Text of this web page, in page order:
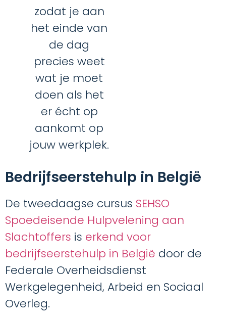
zodat je aan
het einde van
de dag
precies weet
wat je moet
doen als het
er écht op
aankomt op
jouw werkplek.
Bedrijfs­eerste­hulp in België
De tweedaagse cursus SEHSO
Spoedeisende Hulpvelening aan
Slachtoffers is erkend voor
bedrijfseerstehulp in België door de
Federale Overheidsdienst
Werkgelegenheid, Arbeid en Sociaal
Overleg.